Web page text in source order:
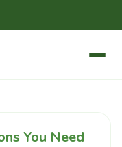
You Need